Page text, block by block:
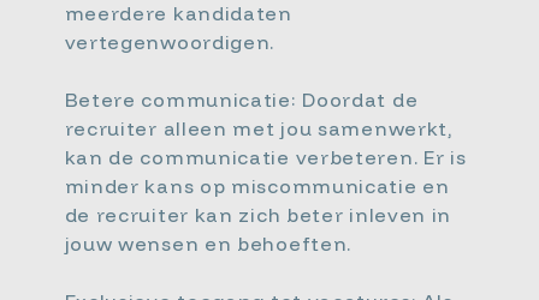
meerdere kandidaten
vertegenwoordigen.
Betere communicatie: Doordat de
recruiter alleen met jou samenwerkt,
kan de communicatie verbeteren. Er is
minder kans op miscommunicatie en
de recruiter kan zich beter inleven in
jouw wensen en behoeften.